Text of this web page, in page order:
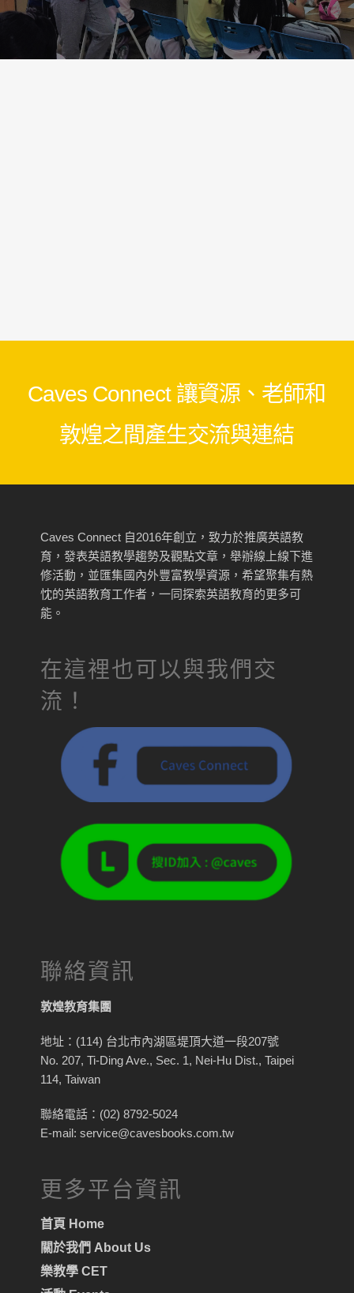
Caves Connect 讓資源、老師和
敦煌之間產生交流與連結
Caves Connect 自2016年創立，致力於推廣英語教
育，發表英語教學趨勢及觀點文章，舉辦線上線下進
修活動，並匯集國內外豐富教學資源，希望聚集有熱
忱的英語教育工作者，一同探索英語教育的更多可
能。
在這裡也可以與我們交
流！
聯絡資訊
敦煌教育集團
地址：(114) 台北市內湖區堤頂大道一段207號
No. 207, Ti-Ding Ave., Sec. 1, Nei-Hu Dist., Taipei
114, Taiwan
聯絡電話：(02) 8792-5024
E-mail: service@cavesbooks.com.tw
更多平台資訊
首頁 Home
關於我們 About Us
樂教學 CET